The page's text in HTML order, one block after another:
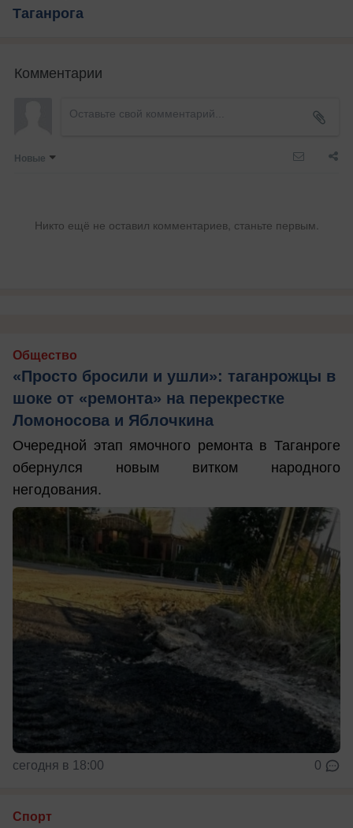
Таганрога
Комментарии
Новые
Никто ещё не оставил комментариев, станьте первым.
Общество
«Просто бросили и ушли»: таганрожцы в
шоке от «ремонта» на перекрестке
Ломоносова и Яблочкина
Очередной этап ямочного ремонта в Таганроге
обернулся новым витком народного
негодования.
сегодня в 18:00 0
Спорт